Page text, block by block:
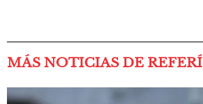
MÁS NOTICIAS DE REFERÍ